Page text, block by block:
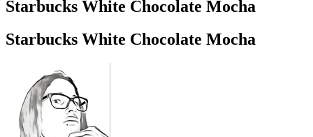
Starbucks White Chocolate Mocha
Starbucks White Chocolate Mocha